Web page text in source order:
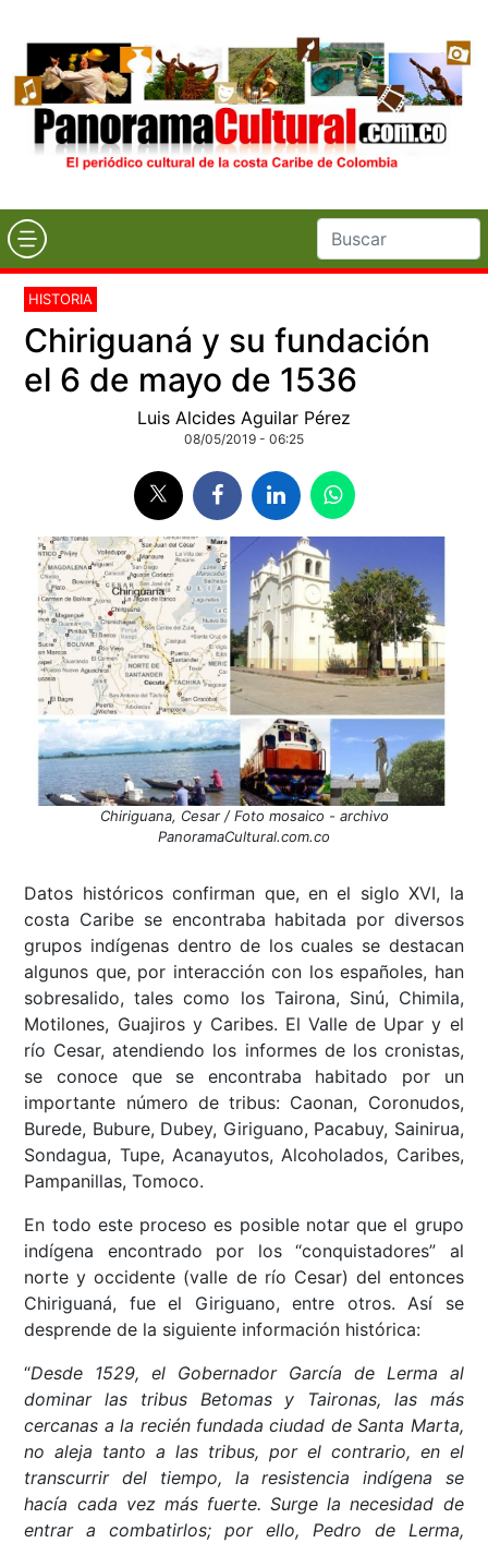
HISTORIA
Chiriguaná y su fundación
el 6 de mayo de 1536
Luis Alcides Aguilar Pérez
08/05/2019 - 06:25
Chiriguana, Cesar / Foto mosaico - archivo
PanoramaCultural.com.co
Datos históricos confirman que, en el siglo XVI, la
costa Caribe se encontraba habitada por diversos
grupos indígenas dentro de los cuales se destacan
algunos que, por interacción con los españoles, han
sobresalido, tales como los Tairona, Sinú, Chimila,
Motilones, Guajiros y Caribes. El Valle de Upar y el
río Cesar, atendiendo los informes de los cronistas,
se conoce que se encontraba habitado por un
importante número de tribus: Caonan, Coronudos,
Burede, Bubure, Dubey, Giriguano, Pacabuy, Sainirua,
Sondagua, Tupe, Acanayutos, Alcoholados, Caribes,
Pampanillas, Tomoco.
En todo este proceso es posible notar que el grupo
indígena encontrado por los “conquistadores” al
norte y occidente (valle de río Cesar) del entonces
Chiriguaná, fue el Giriguano, entre otros. Así se
desprende de la siguiente información histórica:
“Desde 1529, el Gobernador García de Lerma al
dominar las tribus Betomas y Taironas, las más
cercanas a la recién fundada ciudad de Santa Marta,
no aleja tanto a las tribus, por el contrario, en el
transcurrir del tiempo, la resistencia indígena se
hacía cada vez más fuerte. Surge la necesidad de
entrar a combatirlos; por ello, Pedro de Lerma,